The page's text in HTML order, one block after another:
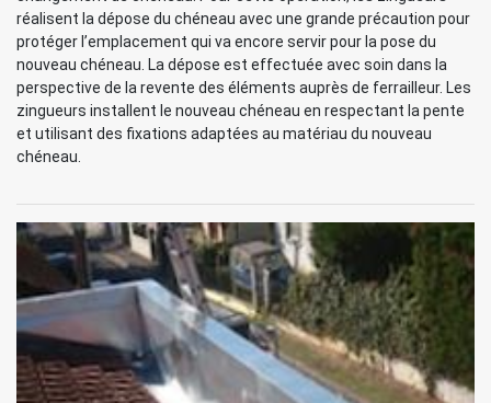
réalisent la dépose du chéneau avec une grande précaution pour
protéger l’emplacement qui va encore servir pour la pose du
nouveau chéneau. La dépose est effectuée avec soin dans la
perspective de la revente des éléments auprès de ferrailleur. Les
zingueurs installent le nouveau chéneau en respectant la pente
et utilisant des fixations adaptées au matériau du nouveau
chéneau.